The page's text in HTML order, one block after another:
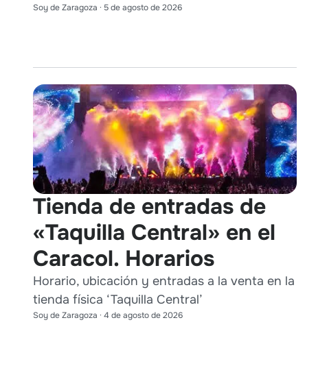
Soy de Zaragoza · 5 de agosto de 2026
Tienda de entradas de
«Taquilla Central» en el
Caracol. Horarios
Horario, ubicación y entradas a la venta en la
tienda física ‘Taquilla Central’
Soy de Zaragoza · 4 de agosto de 2026